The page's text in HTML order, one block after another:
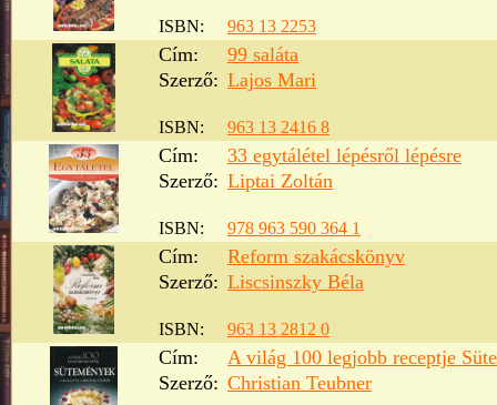
ISBN: 963 13 2253
Cím:
99 saláta
Szerző: Lajos Mari
ISBN: 963 13 2416 8
Cím:
33 egytálétel lépésről lépésre
Szerző: Liptai Zoltán
ISBN: 978 963 590 364 1
Cím:
Reform szakácskönyv
Szerző: Liscsinszky Béla
ISBN: 963 13 2812 0
Cím:
A világ 100 legjobb receptje
Szerző: Christian Teubner